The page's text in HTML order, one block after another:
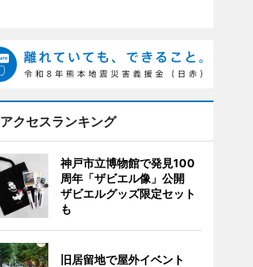
アクセスランキング
神戸市立博物館で発見100
周年「ザビエル像」公開
ザビエルグッズ限定セット
も
旧居留地で屋外イベント